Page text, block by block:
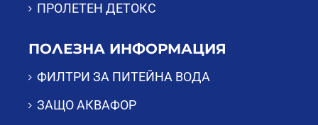
ПРОЛЕТЕН ДЕТОКС
ПОЛЕЗНА ИНФОРМАЦИЯ
ФИЛТРИ ЗА ПИТЕЙНА ВОДА
ЗАЩО АКВАФОР